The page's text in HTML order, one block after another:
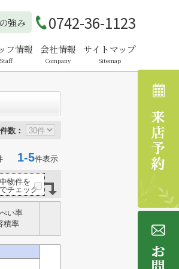
強み 0742-36-1123
フ情報
Staff
会社情報
Company
サイトマップ
Sitemap
数：
1-5件表示
物件を
チェック
い率
積率